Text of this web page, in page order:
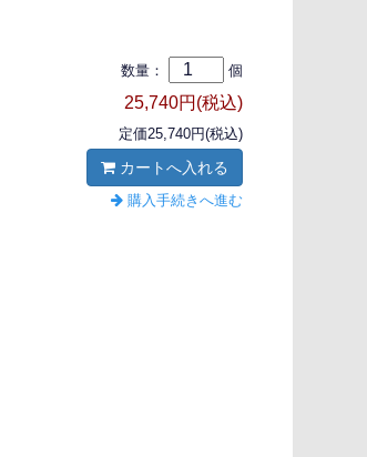
数量： 個
25,740円(税込)
定価25,740円(税込)
カートへ入れる
購入手続きへ進む